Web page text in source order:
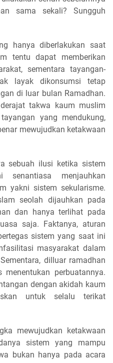
sama sekali? Sungguh
hanya diberlakukan saat
tentu dapat memberikan
sementara tayangan-
layak dikonsumsi tetap
di luar bulan Ramadhan.
takwa kaum muslim
yang mendukung,
mewujudkan ketakwaan
sebuah ilusi ketika sistem
menjauhkan
yakni sistem sekularisme.
seolah dijauhkan pada
dan hanya terlihat pada
saja. Faktanya, aturan
sistem yang saat ini
masyarakat dalam
dilluar ramadhan
perbuatannya.
dengan akidah kaum
untuk selalu terikat
mewujudkan ketakwaan
sistem yang mampu
bukan hanya pada acara